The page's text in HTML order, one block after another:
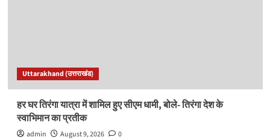
Uttarakhand (उत्तराखंड)
हर घर तिरंगा यात्रा में शामिल हुए सीएम धामी, बोले- तिरंगा देश के
स्वाभिमान का प्रतीक
admin August 9, 2026 0